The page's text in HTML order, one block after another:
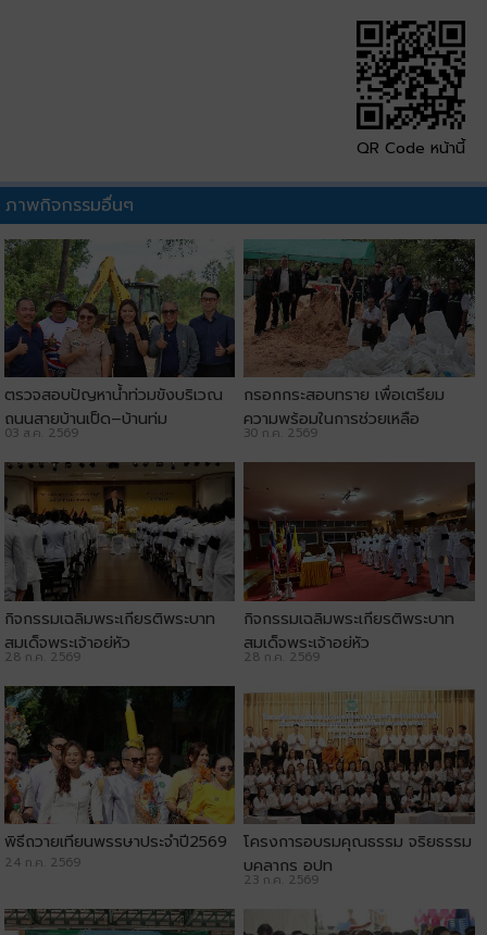
QR Code หน้านี้
ภาพกิจกรรมอื่นๆ
ตรวจสอบปัญหาน้ำท่วมขังบริเวณ
ถนนสายบ้านเป็ด–บ้านทุ่ม
03 ส.ค. 2569
กรอกกระสอบทราย เพื่อเตรียม
ความพร้อมในการช่วยเหลือ
ประชาชน
30 ก.ค. 2569
กิจกรรมเฉลิมพระเกียรติพระบาท
สมเด็จพระเจ้าอยู่หัว
28 ก.ค. 2569
กิจกรรมเฉลิมพระเกียรติพระบาท
สมเด็จพระเจ้าอยู่หัว
28 ก.ค. 2569
พิธีถวายเทียนพรรษาประจำปี2569
24 ก.ค. 2569
โครงการอบรมคุณธรรม จริยธรรม
บุคลากร อปท
23 ก.ค. 2569